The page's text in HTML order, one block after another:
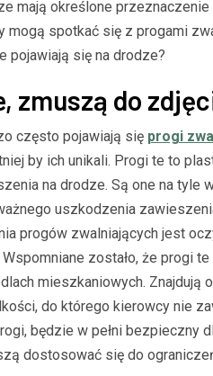
mają określone przeznaczenie
mogą spotkać się z progami
pojawiają się na drodze?
zmuszą do
często pojawiają się progi
by ich unikali. Progi te to
na drodze. Są one na tyle
uszkodzenia
progów zwalniających jest
zostało, że progi
mieszkaniowych. Znajdują
do którego kierowcy nie
będzie w pełni bezpieczny
dostosować się do